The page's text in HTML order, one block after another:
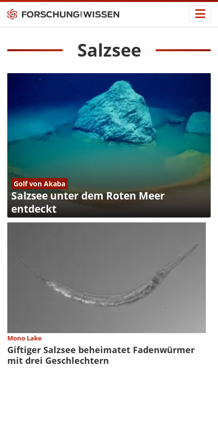
Salzsee
Golf von Akaba
Salzsee unter dem Roten Meer
entdeckt
Mono Lake
Giftiger Salzsee beheimatet Fadenwürmer
mit drei Geschlechtern